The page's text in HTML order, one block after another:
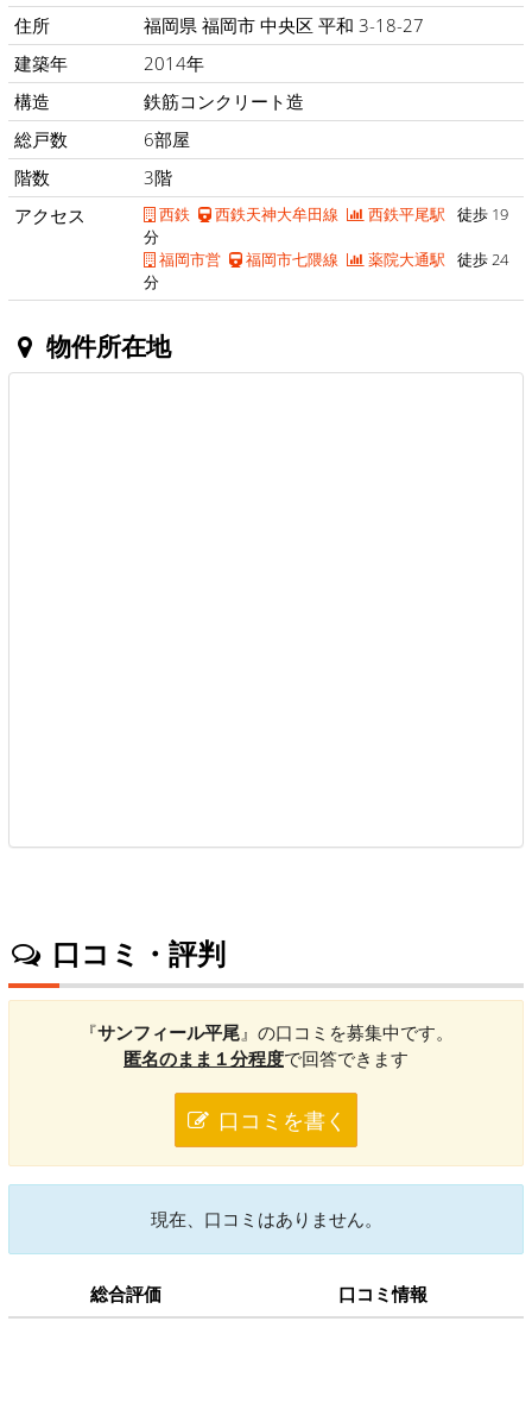
住所
福岡県 福岡市 中央区 平和 3-18-27
建築年
2014年
構造
鉄筋コンクリート造
総戸数
6部屋
階数
3階
アクセス
西鉄 西鉄天神大牟田線 西鉄平尾駅 徒歩 19
分
福岡市営
福岡市七隈線 薬院大通駅 徒歩 24
分
物件所在地
口コミ・評判
『サンフィール平尾』の口コミを募集中です。
匿名のまま１分程度で回答できます
口コミを書く
現在、口コミはありません。
総合評価 口コミ情報